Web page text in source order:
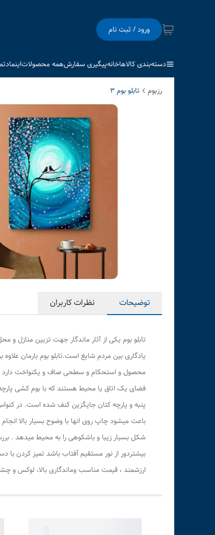
ورود / ثبت نام
دسته‌بندی کالاهاخانهپیگیری سفارشهمه محصولاتاینماد
رزبوم تابلو بوم 3
توضیحات نظرات کاربران
تابلو بوم یکی از آثار ماندگار جهت تزیین منازل
محصول و استحکام و سطحی صاف و یکنواخت دارد
فضای یک اتاق یا محیط هستند که با بوم کشی
پنبه و پارچه کتان جایگزین کنف شده است. در
باعث میشود چاپ روی انها با وضوح بسیار بالا
شکل بسیار زیبا و باشکوهی را به محیط میدهد .
بیشتردور از نور مستقیم آفتاب باشد تمیز
ارزشمند ، قیمت مناسب وماندگاری بالا، لوکس و